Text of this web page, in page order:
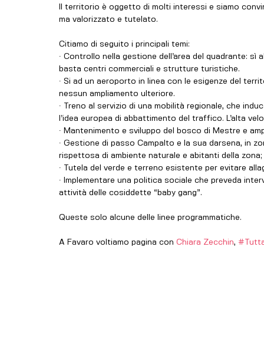
Il territorio è oggetto di molti interessi e siamo
ma valorizzato e tutelato.
Citiamo di seguito i principali temi:
∙ Controllo nella gestione dell’area del quadrante:
basta centri commerciali e strutture turistiche.
∙ Si ad un aeroporto in linea con le esigenze del
nessun ampliamento ulteriore.
∙ Treno al servizio di una mobilità regionale, che
l’idea europea di abbattimento del traffico. L’alta
∙ Mantenimento e sviluppo del bosco di Mestre e
∙ Gestione di passo Campalto e la sua darsena, in
rispettosa di ambiente naturale e abitanti della zona;
∙ Tutela del verde e terreno esistente per evitare
∙ Implementare una politica sociale che preveda
attività delle cosiddette “baby gang”.
Queste solo alcune delle linee programmatiche.
A Favaro voltiamo pagina con Chiara Zecchin,